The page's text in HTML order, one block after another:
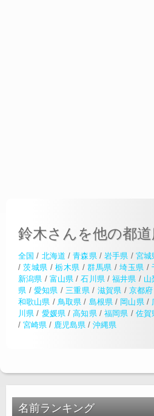
鈴木さんを他の都
全国 / 北海道 /青森県/ 岩手県 / 宮城
/茨城県 /栃木県 /群馬県 /埼玉県 /
新潟県 / 富山県 /石川県/福井県 / 山
県 / 愛知県 /三重県 / 滋賀県 / 京都府
和歌山県 / 鳥取県 / 島根県/ 岡山県/
川県 / 愛媛県/高知県/ 福岡県 / 佐賀
/ 宮崎県 / 鹿児島県 / 沖縄県
名前ランキング